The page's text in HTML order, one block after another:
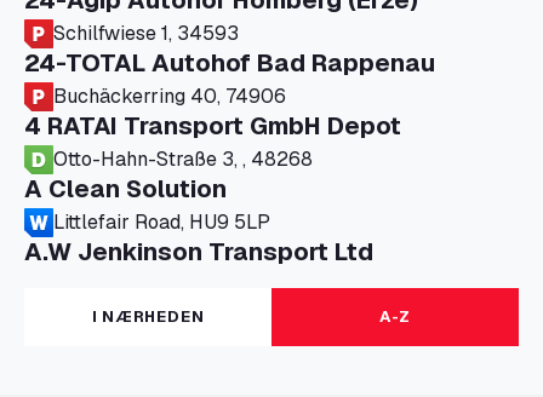
Schilfwiese 1, 34593
24-TOTAL Autohof Bad Rappenau
Buchäckerring 40, 74906
4 RATAI Transport GmbH Depot
Otto-Hahn-Straße 3, , 48268
A Clean Solution
Littlefair Road, HU9 5LP
A.W Jenkinson Transport Ltd
Progress House, ME11 5GA
A+G Nettetal - Depot Parking
Am Panneschopp 7, 41334
I NÆRHEDEN A-Z